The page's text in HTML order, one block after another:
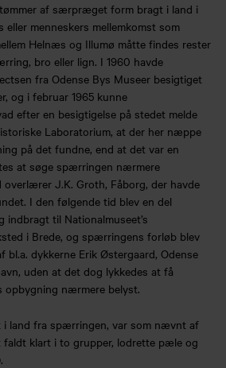
af særpræget form bragt i land i
menneskers mellemkomst som
Helnæs og Illumø måtte findes rester
bro eller lign. I 1960 havde
fra Odense Bys Museer besigtiget
og i februar 1965 kunne
efter en besigtigelse på stedet melde
Laboratorium, at der her næppe
på det fundne, end at det var en
at søge spærringen nærmere
overlærer J.K. Groth, Fåborg, der havde
I den følgende tid blev en del
til Nationalmuseet’s
i Brede, og spærringens forløb blev
bl.a. dykkerne Erik Østergaard, Odense
uden at det dog lykkedes at få
nærmere belyst.
i land fra spærringen, var som nævnt af
klart i to grupper, lodrette pæle og